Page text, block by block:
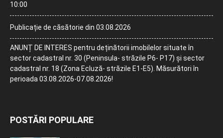
10:00
Publicație de căsătorie din 03.08.2026
ANUNȚ DE INTERES pentru deținătorii imobilelor situate în
sector cadastral nr. 30 (Peninsula- străzile P6- P17) și sector
cadastral nr. 18 (Zona Ecluză- străzile E1-E5). Măsurători în
perioada 03.08.2026-07.08.2026!
POSTĂRI POPULARE